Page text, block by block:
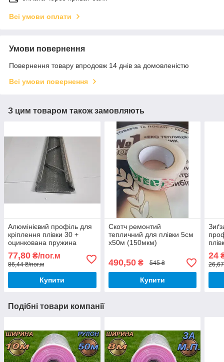
Всі умови оплати
Умови повернення
Повернення товару впродовж 14 днів за домовленістю
Всі умови повернення
З цим товаром також замовляють
Алюмінієвий профіль для
кріплення плівки 30 +
оцинкована пружина
77,80 ₴/пог.м
86,44 ₴/пог.м
Купити
Скотч ремонтий
тепличний для плівки 5см
х50м (150мкм)
490,50₴ 545 ₴
Купити
24
Подібні товари компанії